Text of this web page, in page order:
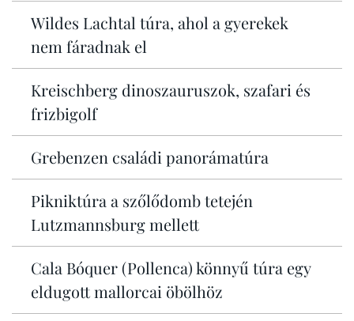
Wildes Lachtal túra, ahol a gyerekek
nem fáradnak el
Kreischberg dinoszauruszok, szafari és
frizbigolf
Grebenzen családi panorámatúra
Pikniktúra a szőlődomb tetején
Lutzmannsburg mellett
Cala Bóquer (Pollenca) könnyű túra egy
eldugott mallorcai öbölhöz